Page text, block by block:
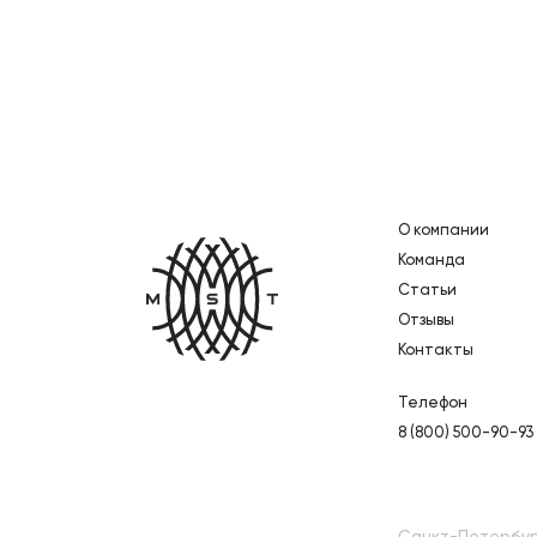
О компании
Команда
Статьи
Отзывы
Контакты
Телефон
8 (800) 500-90-93